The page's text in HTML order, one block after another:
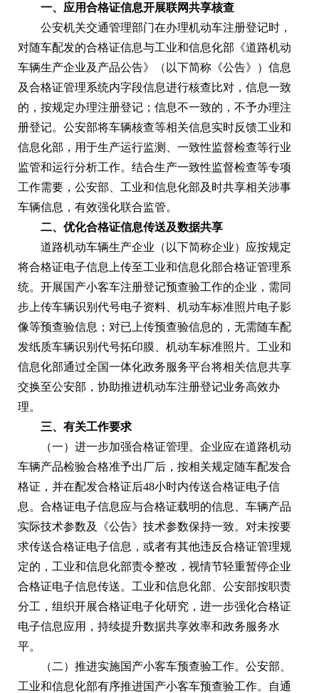
一、应用合格证信息开展联网共享核查
公安机关交通管理部门在办理机动车注册登记时，
对随车配发的合格证信息与工业和信息化部《道路机动
车辆生产企业及产品公告》（以下简称《公告》）信息
及合格证管理系统内字段信息进行核查比对，信息一致
的，按规定办理注册登记；信息不一致的，不予办理注
册登记。公安部将车辆核查等相关信息实时反馈工业和
信息化部，用于生产运行监测、一致性监督检查等行业
监管和运行分析工作。结合生产一致性监督检查等专项
工作需要，公安部、工业和信息化部及时共享相关涉事
车辆信息，有效强化联合监管。
二、优化合格证信息传送及数据共享
道路机动车辆生产企业（以下简称企业）应按规定
将合格证电子信息上传至工业和信息化部合格证管理系
统。开展国产小客车注册登记预查验工作的企业，需同
步上传车辆识别代号电子资料、机动车标准照片电子影
像等预查验信息；对已上传预查验信息的，无需随车配
发纸质车辆识别代号拓印膜、机动车标准照片。工业和
信息化部通过全国一体化政务服务平台将相关信息共享
交换至公安部，协助推进机动车注册登记业务高效办
理。
三、有关工作要求
（一）进一步加强合格证管理。企业应在道路机动
车辆产品检验合格准予出厂后，按相关规定随车配发合
格证，并在配发合格证后48小时内传送合格证电子信
息。合格证电子信息应与合格证载明的信息、车辆产品
实际技术参数及《公告》技术参数保持一致。对未按要
求传送合格证电子信息，或者有其他违反合格证管理规
定的，工业和信息化部责令整改，视情节轻重暂停企业
合格证电子信息传送。工业和信息化部、公安部按职责
分工，组织开展合格证电子化研究，进一步强化合格证
电子信息应用，持续提升数据共享效率和政务服务水
平。
（二）推进实施国产小客车预查验工作。公安部、
工业和信息化部有序推进国产小客车预查验工作。自通